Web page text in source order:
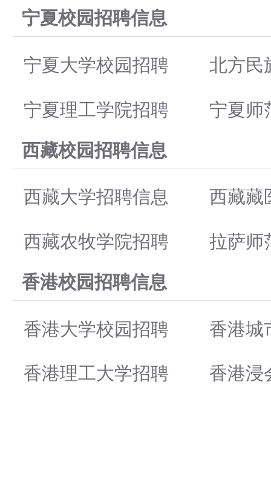
宁夏校园招聘信息
宁夏大学校园招聘 北方民
宁夏理工学院招聘 宁夏师
西藏校园招聘信息
西藏大学招聘信息 西藏藏
西藏农牧学院招聘 拉萨师
香港校园招聘信息
香港大学校园招聘 香港城
香港理工大学招聘 香港浸